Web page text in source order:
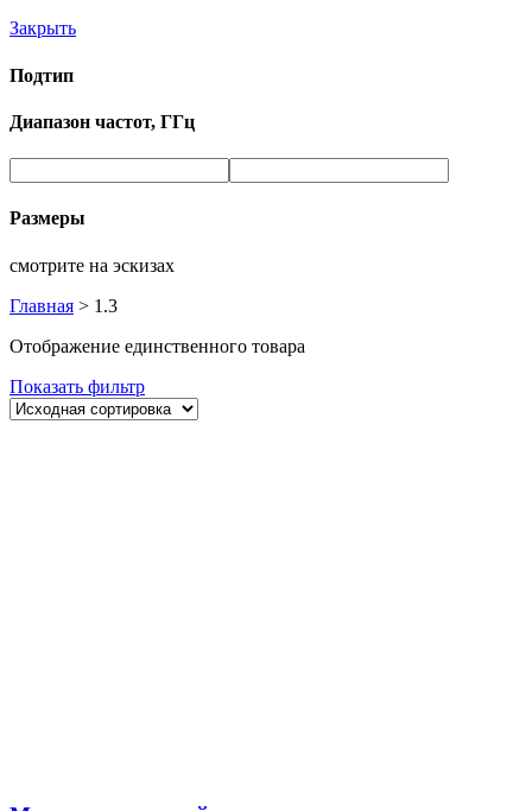
Закрыть
Подтип
Диапазон частот, ГГц
Размеры
смотрите на эскизах
Главная > 1.3
Отображение единственного товара
Показать фильтр